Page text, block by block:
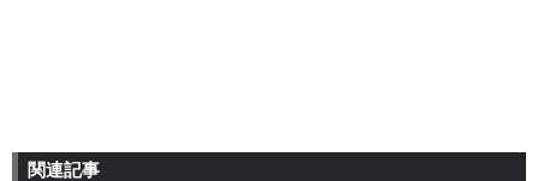
関連記事